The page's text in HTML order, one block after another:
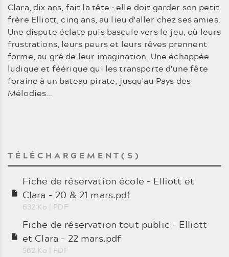
Clara, dix ans, fait la tête : elle doit garder son petit
frère Elliott, cinq ans, au lieu d'aller chez ses amies.
Une dispute éclate puis bascule vers le jeu, où leurs
frustrations, leurs peurs et leurs rêves prennent
forme, au gré de leur imagination. Une échappée
ludique et féérique qui les transporte d'une fête
foraine à un bateau pirate, jusqu'au Pays des
Mélodies…
TÉLÉCHARGEMENT(S)
Fiche de réservation école - Elliott et
Clara - 20 & 21 mars.pdf
632 Ko | PDF
Fiche de réservation tout public - Elliott
et Clara - 22 mars.pdf
562 Ko | PDF